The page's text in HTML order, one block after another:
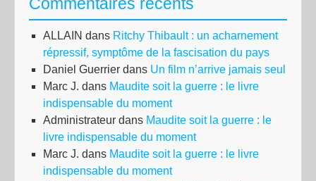
ALLAIN dans Ritchy Thibault : un acharnement
répressif, symptôme de la fascisation du pays
Daniel Guerrier dans Un film n’arrive jamais seul
Marc J. dans Maudite soit la guerre : le livre
indispensable du moment
Administrateur dans Maudite soit la guerre : le
livre indispensable du moment
Marc J. dans Maudite soit la guerre : le livre
indispensable du moment